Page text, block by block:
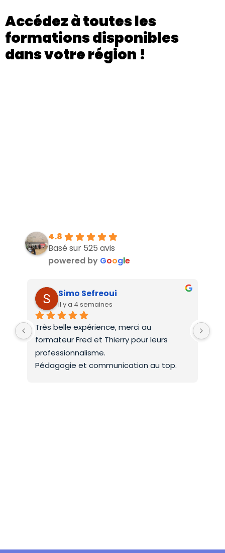
Accédez à toutes les
formations disponibles
dans votre région !
4.8
Basé sur 525 avis
powered by Google
Simo Sefreoui
il y a 4 semaines
Très belle expérience, merci au
formateur Fred et Thierry pour leurs
professionnalisme.
Pédagogie et communication au top.